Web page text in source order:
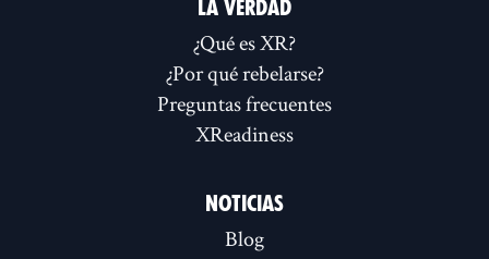
LA VERDAD
¿Qué es XR?
¿Por qué rebelarse?
Preguntas frecuentes
XReadiness
NOTICIAS
Blog